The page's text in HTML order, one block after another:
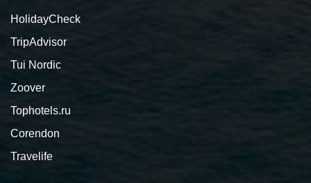
HolidayCheck
TripAdvisor
Tui Nordic
Zoover
Tophotels.ru
Corendon
Travelife